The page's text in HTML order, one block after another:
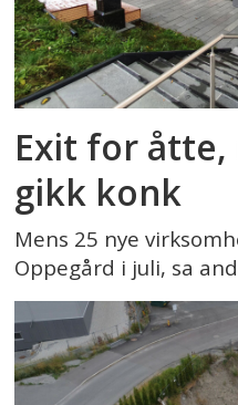
Exit for åtte,
gikk konk
Mens 25 nye
Oppegård i juli, sa